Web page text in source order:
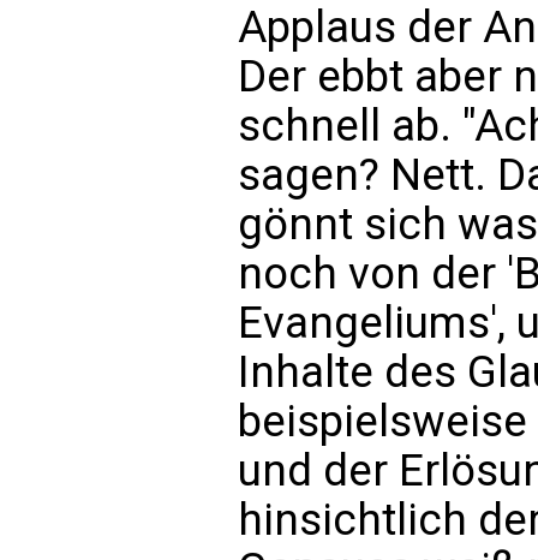
Applaus der
Der ebbt aber
schnell ab.
sagen? Nett.
gönnt sich
noch von der
Evangeliums',
Inhalte des
und der
hinsichtlich